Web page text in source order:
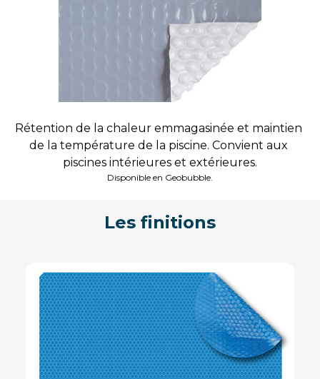
Rétention de la chaleur emmagasinée et maintien
de la température de la piscine. Convient aux
piscines intérieures et extérieures.
Disponible en Geobubble.
Les finitions